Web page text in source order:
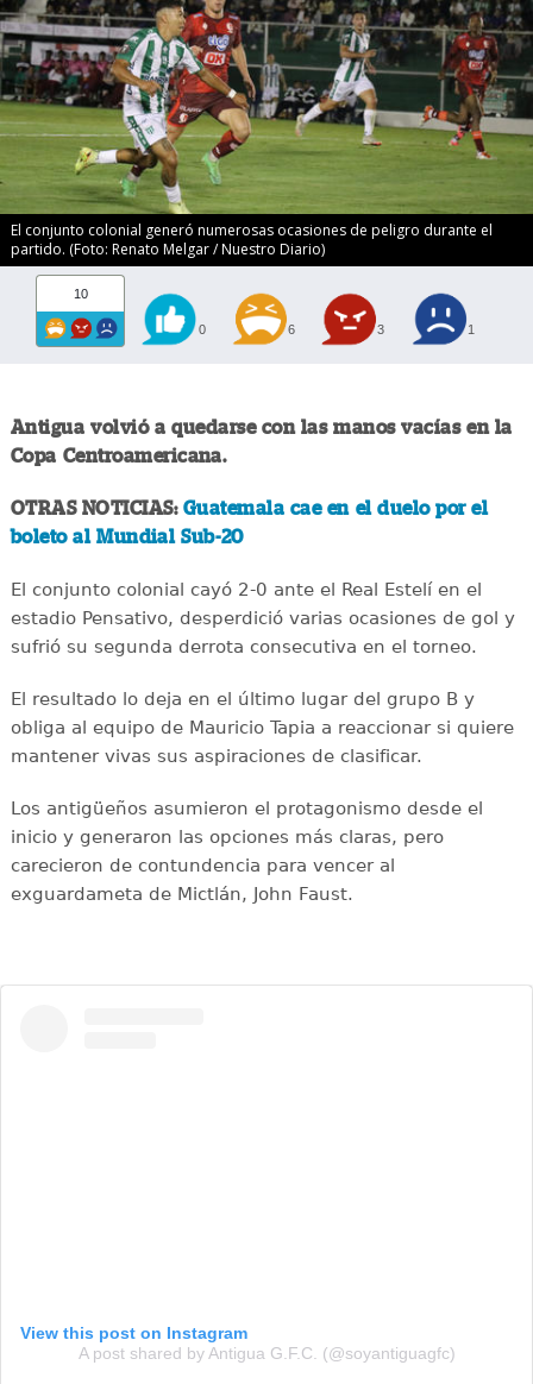
El conjunto colonial generó numerosas ocasiones de peligro durante el
partido. (Foto: Renato Melgar / Nuestro Diario)
10
0 6 3 1
Antigua volvió a quedarse con las manos vacías en la
Copa Centroamericana.
OTRAS NOTICIAS: Guatemala cae en el duelo por el
boleto al Mundial Sub-20
El conjunto colonial cayó 2-0 ante el Real Estelí en el
estadio Pensativo, desperdició varias ocasiones de gol y
sufrió su segunda derrota consecutiva en el torneo.
El resultado lo deja en el último lugar del grupo B y
obliga al equipo de Mauricio Tapia a reaccionar si quiere
mantener vivas sus aspiraciones de clasificar.
Los antigüeños asumieron el protagonismo desde el
inicio y generaron las opciones más claras, pero
carecieron de contundencia para vencer al
exguardameta de Mictlán, John Faust.
View this post on Instagram
A post shared by Antigua G.F.C. (@soyantiguagfc)